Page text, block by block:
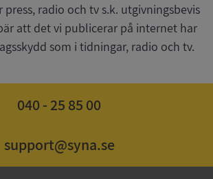
radio och tv s.k. utgivningsbevis
att det vi publicerar på internet har
som i tidningar, radio och tv.
040 - 25 85 00
support@syna.se
YouTube
.youtube.com
5 månader
4 veckor
Google